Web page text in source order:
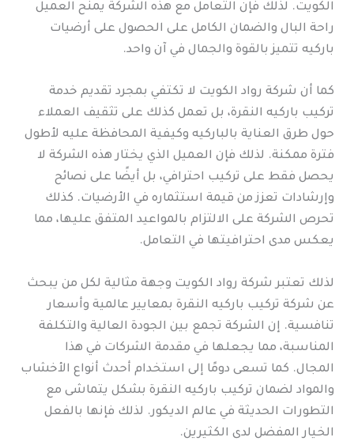
الكويت. لذلك فإن التعامل مع هذه الشركة يمنح العميل
راحة البال والضمان الكامل على الحصول على أرضيات
باركيه تتميز بالقوة والجمال في آن واحد.
كما أن شركة رواد الكويت لا تكتفي بمجرد تقديم خدمة
تركيب باركيه النقرة، بل تعمل كذلك على تثقيف العملاء
حول طرق العناية بالباركيه وكيفية المحافظة عليه لأطول
فترة ممكنة. لذلك فإن العميل الذي يختار هذه الشركة لا
يحصل فقط على تركيب احترافي، بل أيضًا على نصائح
وإرشادات تعزز من قيمة استثماره في الأرضيات. كذلك
تحرص الشركة على الالتزام بالمواعيد المتفق عليها، مما
يعكس مدى احترافيتها في التعامل.
لذلك تعتبر شركة رواد الكويت وجهة مثالية لكل من يبحث
عن شركة تركيب باركيه النقرة بمعايير عالمية وأسعار
تنافسية. إن الشركة تجمع بين الجودة العالية والتكلفة
المناسبة، مما يجعلها في مقدمة الشركات في هذا
المجال. كما تسعى دومًا إلى استخدام أحدث أنواع الأخشاب
والمواد لضمان تركيب باركيه النقرة بشكل يتماشى مع
التطورات الحديثة في عالم الديكور. لذلك فإنها بالفعل
الخيار المفضل لدى الكثيرين.